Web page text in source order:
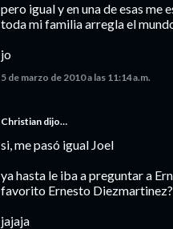
pero igual y en una de esas me
toda mi familia arregla el
jo
5 de marzo de 2010 a las 11:14 a.m.
Christian dijo…
si, me pasó igual Joel
ya hasta le iba a preguntar a
favorito Ernesto
jajaja